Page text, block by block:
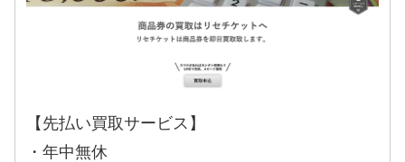
【先払い買取サービス】
・年中無休